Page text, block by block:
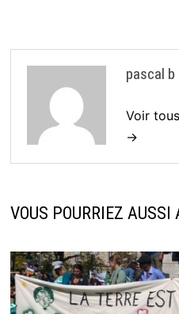
pascal b
Voir
→
VOUS POURRIEZ AUSSI